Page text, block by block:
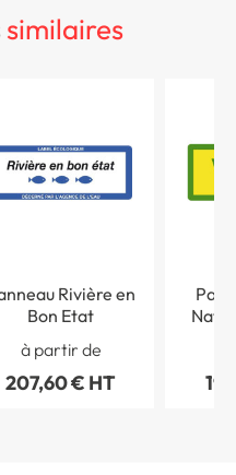
similaires
Rivière en
Bon Etat
à partir de
207,60 € HT